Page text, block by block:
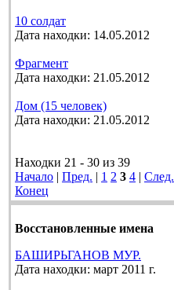
10 солдат
Дата находки: 14.05.2012
Фрагмент
Дата находки: 21.05.2012
Дом (15 человек)
Дата находки: 21.05.2012
Находки 21 - 30 из 39
Начало | Пред. | 1 2 3 4 | След.
Конец
Восстановленные имена
БАШИРЬГАНОВ МУР.
Дата находки: март 2011 г.